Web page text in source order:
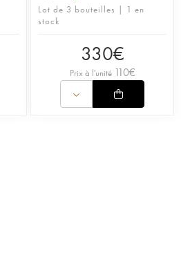
Lot de 3 bouteilles | 1 en
stock
330€
Prix à l'unité 110€